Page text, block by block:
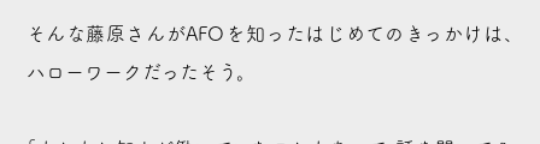
そんな藤原さんがAFOを知ったはじめてのきっかけは、
ハローワークだったそう。